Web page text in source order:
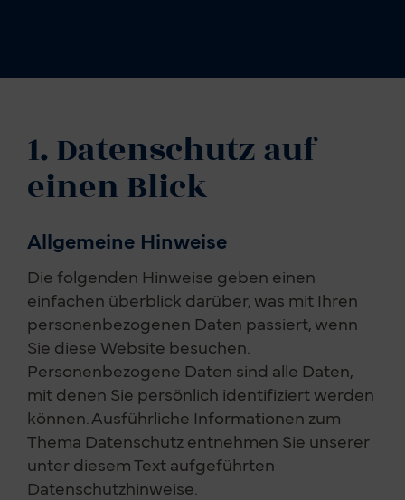
1. Datenschutz auf
einen Blick
Allgemeine Hinweise
Die folgenden Hinweise geben einen
einfachen überblick darüber, was mit Ihren
personenbezogenen Daten passiert, wenn
Sie diese Website besuchen.
Personenbezogene Daten sind alle Daten,
mit denen Sie persönlich identifiziert werden
können. Ausführliche Informationen zum
Thema Datenschutz entnehmen Sie unserer
unter diesem Text aufgeführten
Datenschutzhinweise.